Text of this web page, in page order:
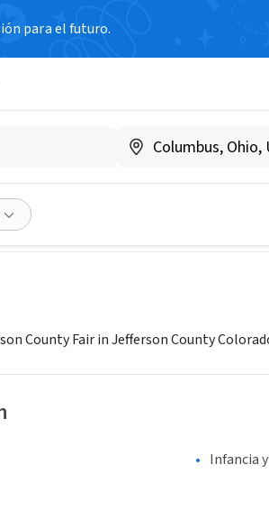
para el futuro.
County Fair in Jefferson County
Infancia